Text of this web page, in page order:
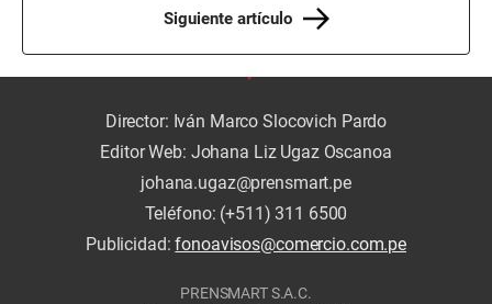
Siguiente artículo
Director: Iván Marco Slocovich Pardo
Editor Web: Johana Liz Ugaz Oscanoa
johana.ugaz@prensmart.pe
Teléfono: (+511) 311 6500
Publicidad:fonoavisos@comercio.com.pe
PRENSMART S.A.C.